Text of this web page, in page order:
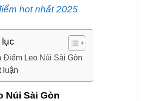
hot nhất 2025
lục
Điểm Leo Núi Sài Gòn
luận
Núi Sài Gòn